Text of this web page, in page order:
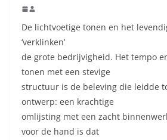
De lichtvoetige tonen en het
‘verklinken’
de grote bedrijvigheid. Het tempo
tonen met een stevige
structuur is de beleving die leidde
ontwerp: een krachtige
omlijsting met een zacht
voor de hand is dat